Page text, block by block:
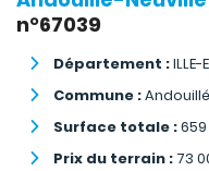
n°67039
Département :ILLE-
Commune :
Surface totale :659
Prix du terrain : 73